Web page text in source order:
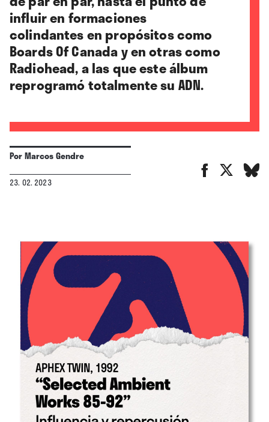
influir en formaciones
colindantes en propósitos como
Boards Of Canada y en otras como
Radiohead, a las que este álbum
reprogramó totalmente su ADN.
PorMarcos Gendre
23. 02. 2023